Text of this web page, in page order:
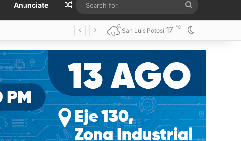
Anunciate Random Article
for
San Luis Potosí 17 ℃